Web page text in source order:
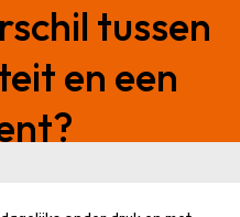
tussen
en een